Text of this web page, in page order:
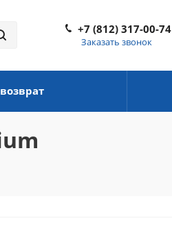
+7 (812) 317-00-74
Заказать звонок